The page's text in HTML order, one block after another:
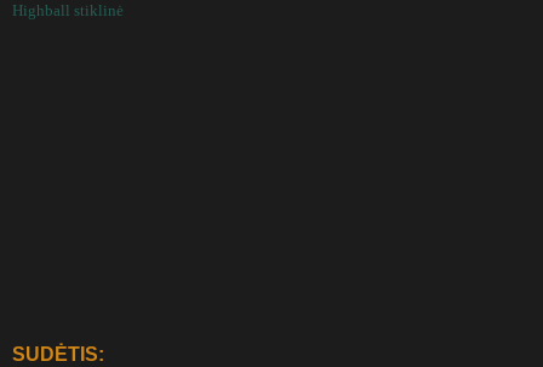
Highball stiklinė
SUDĖTIS: